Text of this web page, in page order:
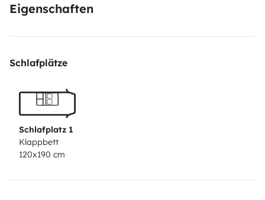
-A/C
-Luces interiores de bajo consumo
Eigenschaften
Schlafplätze
Schlafplatz 1
Klappbett
120x190 cm